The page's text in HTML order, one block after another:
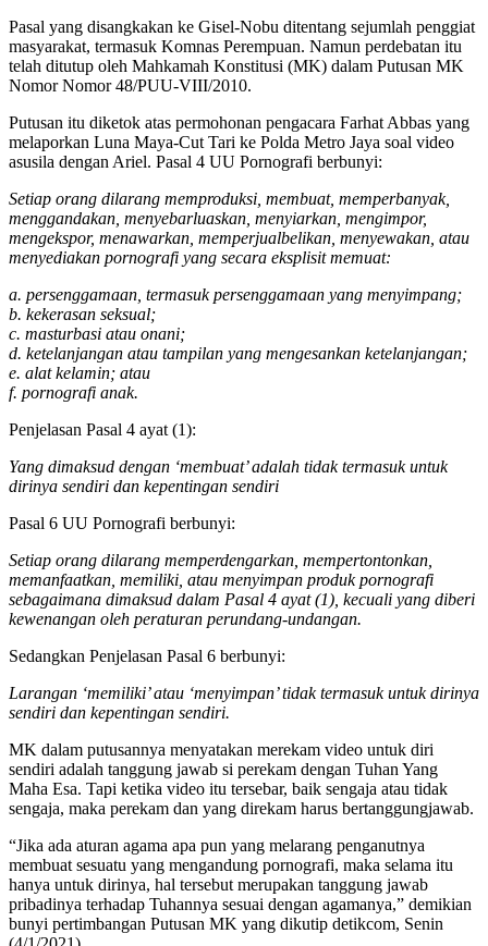
Pasal yang disangkakan ke Gisel-Nobu ditentang sejumlah penggiat
masyarakat, termasuk Komnas Perempuan. Namun perdebatan itu
telah ditutup oleh Mahkamah Konstitusi (MK) dalam Putusan MK
Nomor Nomor 48/PUU-VIII/2010.
Putusan itu diketok atas permohonan pengacara Farhat Abbas yang
melaporkan Luna Maya-Cut Tari ke Polda Metro Jaya soal video
asusila dengan Ariel. Pasal 4 UU Pornografi berbunyi:
Setiap orang dilarang memproduksi, membuat, memperbanyak,
menggandakan, menyebarluaskan, menyiarkan, mengimpor,
mengekspor, menawarkan, memperjualbelikan, menyewakan, atau
menyediakan pornografi yang secara eksplisit memuat:
a. persenggamaan, termasuk persenggamaan yang menyimpang;
b. kekerasan seksual;
c. masturbasi atau onani;
d. ketelanjangan atau tampilan yang mengesankan ketelanjangan;
e. alat kelamin; atau
f. pornografi anak.
Penjelasan Pasal 4 ayat (1):
Yang dimaksud dengan ‘membuat’ adalah tidak termasuk untuk
dirinya sendiri dan kepentingan sendiri
Pasal 6 UU Pornografi berbunyi:
Setiap orang dilarang memperdengarkan, mempertontonkan,
memanfaatkan, memiliki, atau menyimpan produk pornografi
sebagaimana dimaksud dalam Pasal 4 ayat (1), kecuali yang diberi
kewenangan oleh peraturan perundang-undangan.
Sedangkan Penjelasan Pasal 6 berbunyi:
Larangan ‘memiliki’ atau ‘menyimpan’ tidak termasuk untuk dirinya
sendiri dan kepentingan sendiri.
MK dalam putusannya menyatakan merekam video untuk diri
sendiri adalah tanggung jawab si perekam dengan Tuhan Yang
Maha Esa. Tapi ketika video itu tersebar, baik sengaja atau tidak
sengaja, maka perekam dan yang direkam harus bertanggungjawab.
“Jika ada aturan agama apa pun yang melarang penganutnya
membuat sesuatu yang mengandung pornografi, maka selama itu
hanya untuk dirinya, hal tersebut merupakan tanggung jawab
pribadinya terhadap Tuhannya sesuai dengan agamanya,” demikian
bunyi pertimbangan Putusan MK yang dikutip detikcom, Senin